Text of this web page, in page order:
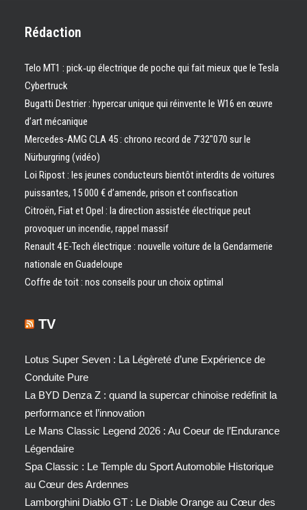
Rédaction
Telo MT1 : pick‑up électrique de poche qui fait mieux que le Tesla
Cybertruck
Bugatti Destrier : hypercar unique qui réinvente le W16 en œuvre
d’art mécanique
Mercedes-AMG CLA 45 : chrono record de 7’32″070 sur le
Nürburgring (vidéo)
Loi Ripost : les jeunes conducteurs bientôt interdits de voitures
puissantes, 15 000 € d’amende, prison et confiscation
Citroën, Fiat et Opel : la direction assistée électrique peut
provoquer un incendie, rappel massif
Renault 4 E-Tech électrique : nouvelle voiture de la Gendarmerie
nationale en Guadeloupe
Coffre de toit : nos conseils pour un choix optimal
TV
Lotus Super Seven : La Légèreté d’une Expérience de
Conduite Pure
La BYD Denza Z : quand la supercar chinoise redéfinit la
performance et l’innovation
Le Mans Classic Legend 2026 : Au Coeur de l’Endurance
Légendaire
Spa Classic : Le Temple du Sport Automobile Historique
au Cœur des Ardennes
Lamborghini Diablo GT : Le Diable Orange au Cœur des